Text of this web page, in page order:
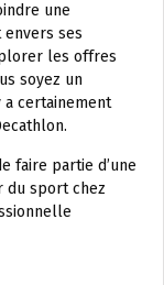
une
ses
les offres
soyez un
certainement
faire partie d’une
du sport chez